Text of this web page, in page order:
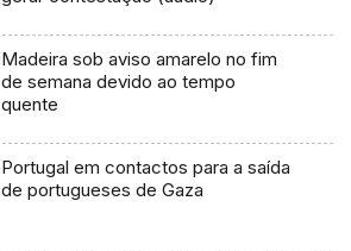
Madeira sob aviso amarelo no fim
de semana devido ao tempo
quente
Portugal em contactos para a saída
de portugueses de Gaza